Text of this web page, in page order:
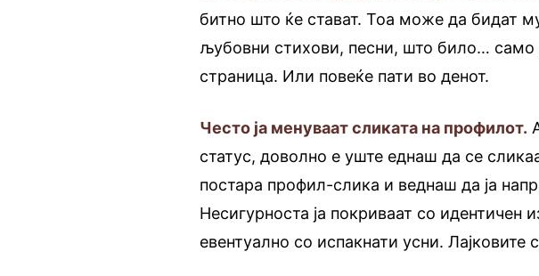
битно што ќе стават. Тоа може да бидат
љубовни стихови, песни, што било… само
страница. Или повеќе пати во денот.
Често ја менуваат сликата на профилот.
статус, доволно е уште еднаш да се
постара профил-слика и веднаш да ја
Несигурноста ја покриваат со идентичен
евентуално со испакнати усни. Лајковите